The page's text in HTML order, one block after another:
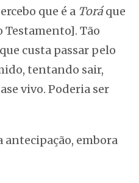
que é a Toráque
Testamento]. Tão
custa passar pelo
tentando sair,
vivo. Poderia ser
antecipação, embora